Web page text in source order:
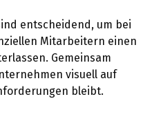
entscheidend, um bei
Mitarbeitern einen
Gemeinsam
visuell auf
bleibt.